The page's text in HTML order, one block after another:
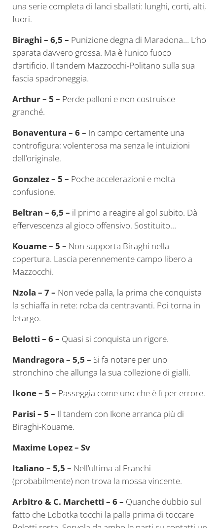
una serie completa di lanci sballati: lunghi, corti, alti,
fuori.
Biraghi – 6,5 – Punizione degna di Maradona… L’ho
sparata davvero grossa. Ma è l’unico fuoco
d’artificio. Il tandem Mazzocchi-Politano sulla sua
fascia spadroneggia.
Arthur – 5 – Perde palloni e non costruisce
granché.
Bonaventura – 6 – In campo certamente una
controfigura: volenterosa ma senza le intuizioni
dell’originale.
Gonzalez – 5 – Poche accelerazioni e molta
confusione.
Beltran – 6,5 – il primo a reagire al gol subito. Dà
effervescenza al gioco offensivo. Sostituito…
Kouame – 5 – Non supporta Biraghi nella
copertura. Lascia perennemente campo libero a
Mazzocchi.
Nzola – 7 – Non vede palla, la prima che conquista
la schiaffa in rete: roba da centravanti. Poi torna in
letargo.
Belotti – 6 – Quasi si conquista un rigore.
Mandragora – 5,5 – Si fa notare per uno
stronchino che allunga la sua collezione di gialli.
Ikone – 5 – Passeggia come uno che è lì per errore.
Parisi – 5 – Il tandem con Ikone arranca più di
Biraghi-Kouame.
Maxime Lopez – Sv
Italiano – 5,5 – Nell’ultima al Franchi
(probabilmente) non trova la mossa vincente.
Arbitro & C. Marchetti – 6 – Quanche dubbio sul
fatto che Lobotka tocchi la palla prima di toccare